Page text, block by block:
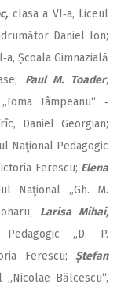
clasa a VI‑a, Liceul
Daniel Ion;
Școala Gimnazială
Paul M. Toader,
Tâmpeanu“ ‑
Daniel Georgian;
Naţional Pedagogic
Ferescu; Elena
Naţional „Gh. M.
Larisa Mihai,
„D. P.
Ferescu; Ștefan
Bălcescu“,